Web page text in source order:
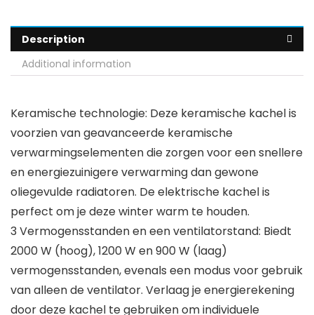
Description
Additional information
Keramische technologie: Deze keramische kachel is
voorzien van geavanceerde keramische
verwarmingselementen die zorgen voor een snellere
en energiezuinigere verwarming dan gewone
oliegevulde radiatoren. De elektrische kachel is
perfect om je deze winter warm te houden.
3 Vermogensstanden en een ventilatorstand: Biedt
2000 W (hoog), 1200 W en 900 W (laag)
vermogensstanden, evenals een modus voor gebruik
van alleen de ventilator. Verlaag je energierekening
door deze kachel te gebruiken om individuele